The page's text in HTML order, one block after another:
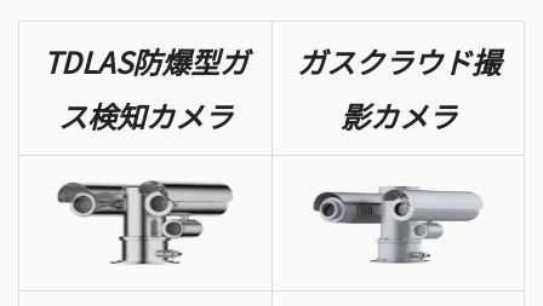
TDLAS防爆型ガ
ス検知カメラ
ガスクラウド撮
影カメラ